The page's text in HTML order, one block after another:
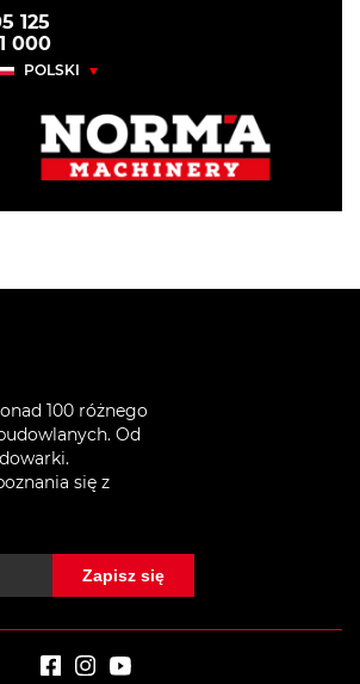
125
000
POLSKI
100 różnego
Od
się z